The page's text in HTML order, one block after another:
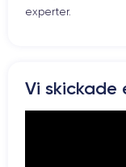
Pour en savoir plus
experter.
Vi skickade